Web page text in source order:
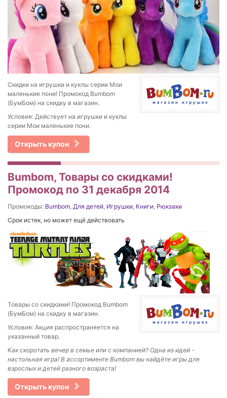
Скидки на игрушки и куклы серии Мои
маленькие пони! Промокод Bumbom
(БумБом) на скидку в магазин.
Условия: Действует на игрушки и куклы
серии Мои маленькие пони.
Открыть купон
Bumbom, Товары со скидками!
Промокод по 31 декабря 2014
Промокоды: Bumbom Для детей Игрушки Книги Рюкзаки
Срок истек, но может ещё действовать
Товары со скидками! Промокод Bumbom
(БумБом) на скидку в магазин.
Условия: Акция распространяется на
указанный товар.
Как скоротать вечер в семье или с компанией? Одна из идей -
настольная игра! В ассортименте Bumbom вы найдёте игры для
взрослых и детей разного возраста!
Открыть купон